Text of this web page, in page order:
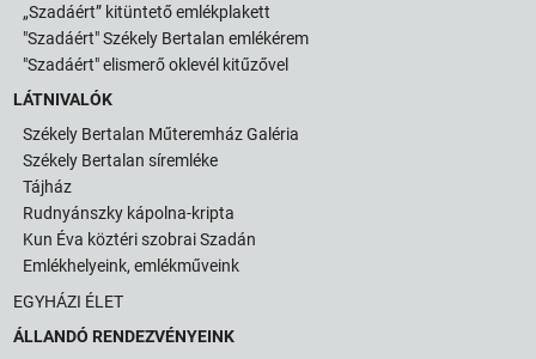
„Szadáért” kitüntető emlékplakett
"Szadáért" Székely Bertalan emlékérem
"Szadáért" elismerő oklevél kitűzővel
LÁTNIVALÓK
Székely Bertalan Műteremház Galéria
Székely Bertalan síremléke
Tájház
Rudnyánszky kápolna-kripta
Kun Éva köztéri szobrai Szadán
Emlékhelyeink, emlékműveink
EGYHÁZI ÉLET
ÁLLANDÓ RENDEZVÉNYEINK